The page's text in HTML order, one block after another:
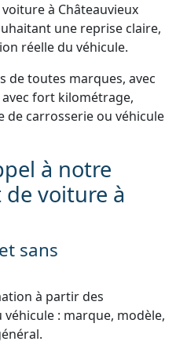
à Châteauvieux
une reprise claire,
réelle du véhicule.
de toutes marques, avec
fort kilométrage,
de carrosserie ou véhicule
à notre
de voiture à
sans
à partir des
: marque, modèle,